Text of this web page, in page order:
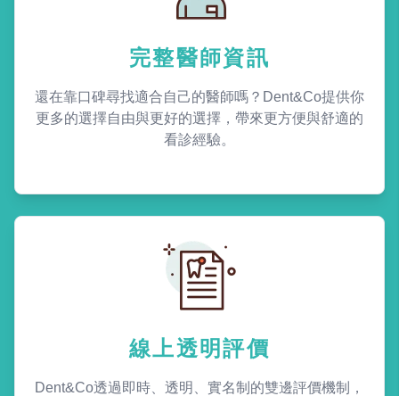
完整醫師資訊
還在靠口碑尋找適合自己的醫師嗎？Dent&Co提供你
更多的選擇自由與更好的選擇，帶來更方便與舒適的
看診經驗。
線上透明評價
Dent&Co透過即時、透明、實名制的雙邊評價機制，